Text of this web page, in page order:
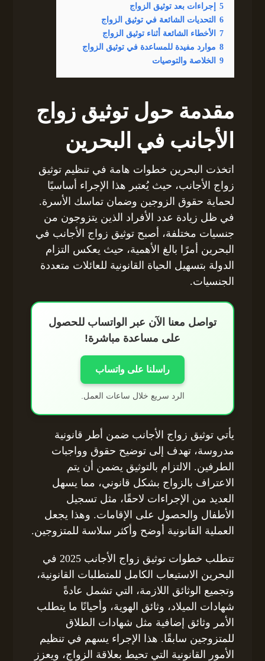
5
إجراءات بعد توثيق الزواج
6
التحديات الشائعة في توثيق الزواج
7
الأخطاء الشائعة أثناء توثيق الزواج
8 موارد مفيدة للمساعدة في توثيق الزواج
9
الخلاصة والتوصيات
مقدمة حول توثيق زواج
الأجانب في البحرين
اتخذت البحرين خطوات هامة في تنظيم توثيق
زواج الأجانب، حيث يُعتبر هذا الإجراء أساسيًا
لحماية حقوق الزوجين وضمان تماسك الأسرة.
في ظل زيادة عدد الأفراد الذين يتزوجون من
جنسيات مختلفة، أصبح توثيق زواج الأجانب في
البحرين أمرًا بالغ الأهمية، حيث يعكس التزام
الدولة بتسهيل الحياة القانونية للعائلات متعددة
الجنسيات.
تواصل معنا الآن عبر الواتساب للحصول
على مساعدة مباشرة!
راسلنا على واتساب
الرد سريع خلال ساعات العمل.
يأتي توثيق زواج الأجانب ضمن أطر قانونية
مدروسة، تهدف إلى توضيح حقوق وواجبات
الطرفين. الالتزام بالتوثيق يضمن أن يتم
الاعتراف بالزواج بشكل قانوني، مما يسهل
العديد من الإجراءات لاحقًا، مثل تسجيل
الأطفال والحصول على الإقامات. وهذا يجعل
العملية القانونية أوضح وأكثر سلاسة للمتزوجين.
تتطلب خطوات توثيق زواج الأجانب 2025 في
البحرين الاستيعاب الكامل للمتطلبات القانونية،
وتجميع الوثائق اللازمة، التي تشمل عادةً
شهادات الميلاد، وثائق الهوية، وأحيانًا ما يتطلب
الأمر وثائق إضافية مثل شهادات الطلاق
للمتزوجين سابقًا. هذا الإجراء يسهم في تنظيم
الأمور القانونية التي تحيط بعلاقة الزواج، ويعزز